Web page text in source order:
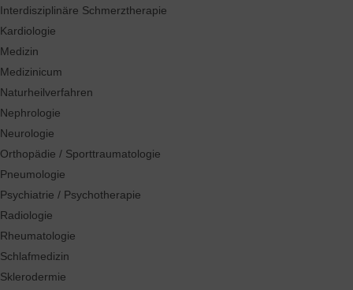
Interdisziplinäre Schmerztherapie
Kardiologie
Medizin
Medizinicum
Naturheilverfahren
Nephrologie
Neurologie
Orthopädie / Sporttraumatologie
Pneumologie
Psychiatrie / Psychotherapie
Radiologie
Rheumatologie
Schlafmedizin
Sklerodermie